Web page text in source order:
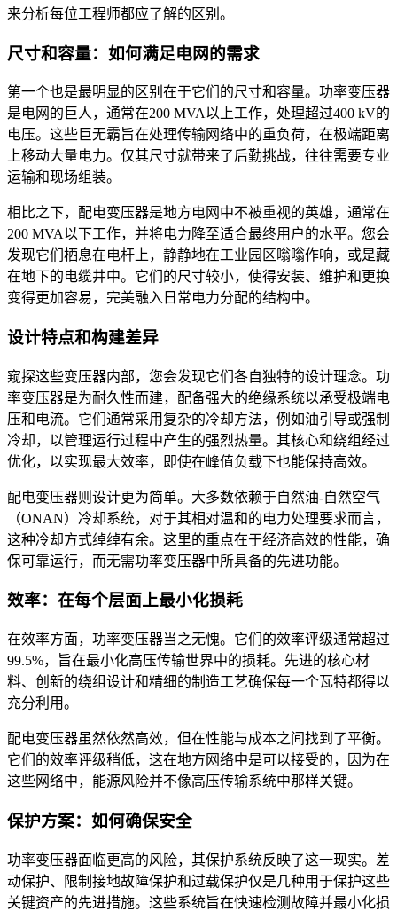
来分析每位工程师都应了解的区别。
尺寸和容量：如何满足电网的需求
第一个也是最明显的区别在于它们的尺寸和容量。功率变压器
是电网的巨人，通常在200 MVA以上工作，处理超过400 kV的
电压。这些巨无霸旨在处理传输网络中的重负荷，在极端距离
上移动大量电力。仅其尺寸就带来了后勤挑战，往往需要专业
运输和现场组装。
相比之下，配电变压器是地方电网中不被重视的英雄，通常在
200 MVA以下工作，并将电力降至适合最终用户的水平。您会
发现它们栖息在电杆上，静静地在工业园区嗡嗡作响，或是藏
在地下的电缆井中。它们的尺寸较小，使得安装、维护和更换
变得更加容易，完美融入日常电力分配的结构中。
设计特点和构建差异
窥探这些变压器内部，您会发现它们各自独特的设计理念。功
率变压器是为耐久性而建，配备强大的绝缘系统以承受极端电
压和电流。它们通常采用复杂的冷却方法，例如油引导或强制
冷却，以管理运行过程中产生的强烈热量。其核心和绕组经过
优化，以实现最大效率，即使在峰值负载下也能保持高效。
配电变压器则设计更为简单。大多数依赖于自然油-自然空气
（ONAN）冷却系统，对于其相对温和的电力处理要求而言，
这种冷却方式绰绰有余。这里的重点在于经济高效的性能，确
保可靠运行，而无需功率变压器中所具备的先进功能。
效率：在每个层面上最小化损耗
在效率方面，功率变压器当之无愧。它们的效率评级通常超过
99.5%，旨在最小化高压传输世界中的损耗。先进的核心材
料、创新的绕组设计和精细的制造工艺确保每一个瓦特都得以
充分利用。
配电变压器虽然依然高效，但在性能与成本之间找到了平衡。
它们的效率评级稍低，这在地方网络中是可以接受的，因为在
这些网络中，能源风险并不像高压传输系统中那样关键。
保护方案：如何确保安全
功率变压器面临更高的风险，其保护系统反映了这一现实。差
动保护、限制接地故障保护和过载保护仅是几种用于保护这些
关键资产的先进措施。这些系统旨在快速检测故障并最小化损